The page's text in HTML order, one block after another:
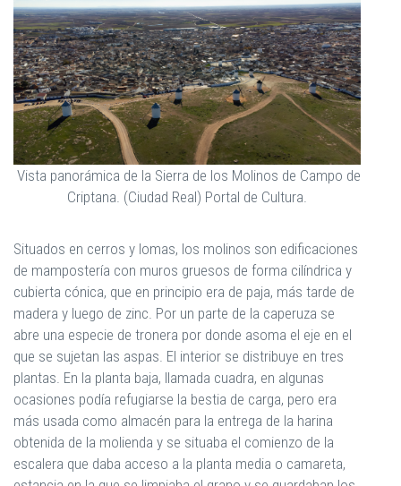
Vista panorámica de la Sierra de los Molinos de Campo de
Criptana. (Ciudad Real) Portal de Cultura.
Situados en cerros y lomas, los molinos son edificaciones
de mampostería con muros gruesos de forma cilíndrica y
cubierta cónica, que en principio era de paja, más tarde de
madera y luego de zinc. Por un parte de la caperuza se
abre una especie de tronera por donde asoma el eje en el
que se sujetan las aspas. El interior se distribuye en tres
plantas. En la planta baja, llamada cuadra, en algunas
ocasiones podía refugiarse la bestia de carga, pero era
más usada como almacén para la entrega de la harina
obtenida de la molienda y se situaba el comienzo de la
escalera que daba acceso a la planta media o camareta,